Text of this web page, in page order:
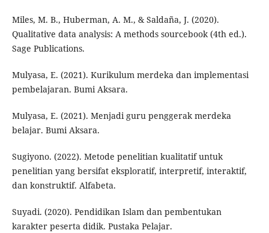
Miles, M. B., Huberman, A. M., & Saldaña, J. (2020).
Qualitative data analysis: A methods sourcebook (4th ed.).
Sage Publications.
Mulyasa, E. (2021). Kurikulum merdeka dan implementasi
pembelajaran. Bumi Aksara.
Mulyasa, E. (2021). Menjadi guru penggerak merdeka
belajar. Bumi Aksara.
Sugiyono. (2022). Metode penelitian kualitatif untuk
penelitian yang bersifat eksploratif, interpretif, interaktif,
dan konstruktif. Alfabeta.
Suyadi. (2020). Pendidikan Islam dan pembentukan
karakter peserta didik. Pustaka Pelajar.